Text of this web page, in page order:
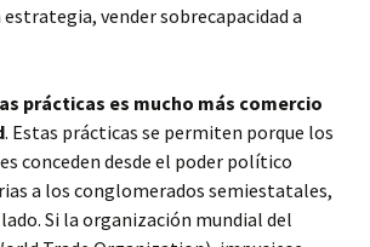
vender sobrecapacidad a
prácticas es mucho más comercio
. Estas prácticas se permiten porque los
conceden desde el poder político
a los conglomerados semiestatales,
Si la organización mundial del